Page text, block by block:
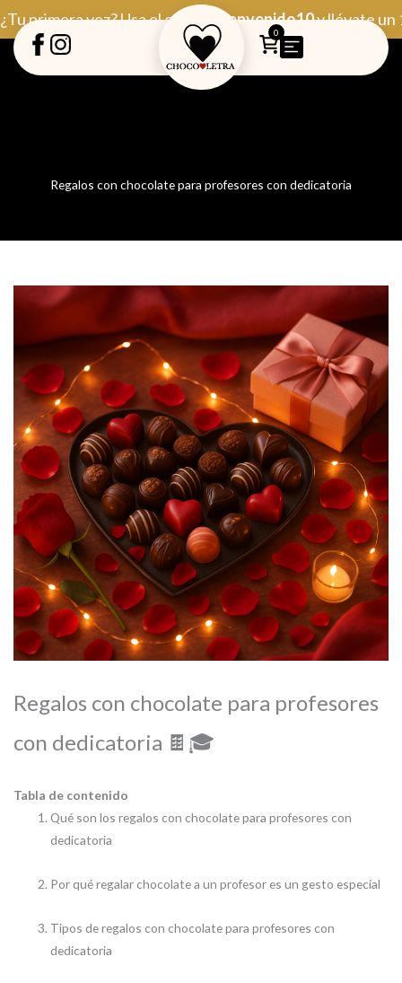
al
contenido
¿Tu primera vez? Usa el código Bienvenido10y llévate un
0
Regalos con chocolate para profesores con dedicatoria
Regalos con chocolate para profesores
con dedicatoria 🍫🎓
Tabla de contenido
Qué son los regalos con chocolate para profesores con
dedicatoria
Por qué regalar chocolate a un profesor es un gesto especial
Tipos de regalos con chocolate para profesores con
dedicatoria